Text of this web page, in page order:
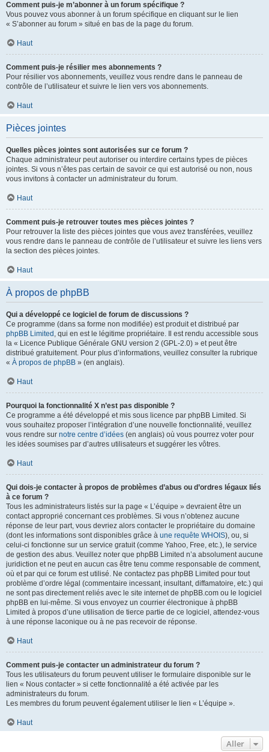
Comment puis-je m’abonner à un forum spécifique ?
Vous pouvez vous abonner à un forum spécifique en cliquant sur le lien
« S’abonner au forum » situé en bas de la page du forum.
Haut
Comment puis-je résilier mes abonnements ?
Pour résilier vos abonnements, veuillez vous rendre dans le panneau de
contrôle de l’utilisateur et suivre le lien vers vos abonnements.
Haut
Pièces jointes
Quelles pièces jointes sont autorisées sur ce forum ?
Chaque administrateur peut autoriser ou interdire certains types de pièces
jointes. Si vous n’êtes pas certain de savoir ce qui est autorisé ou non, nous
vous invitons à contacter un administrateur du forum.
Haut
Comment puis-je retrouver toutes mes pièces jointes ?
Pour retrouver la liste des pièces jointes que vous avez transférées, veuillez
vous rendre dans le panneau de contrôle de l’utilisateur et suivre les liens vers
la section des pièces jointes.
Haut
À propos de phpBB
Qui a développé ce logiciel de forum de discussions ?
Ce programme (dans sa forme non modifiée) est produit et distribué par
phpBB Limited , qui en est le légitime propriétaire. Il est rendu accessible sous
la « Licence Publique Générale GNU version 2 (GPL-2.0) » et peut être
distribué gratuitement. Pour plus d’informations, veuillez consulter la rubrique
« À propos de phpBB » (en anglais).
Haut
Pourquoi la fonctionnalité X n’est pas disponible ?
Ce programme a été développé et mis sous licence par phpBB Limited. Si
vous souhaitez proposer l’intégration d’une nouvelle fonctionnalité, veuillez
vous rendre sur notre centre d’idées (en anglais) où vous pourrez voter pour
les idées soumises par d’autres utilisateurs et suggérer les vôtres.
Haut
Qui dois-je contacter à propos de problèmes d’abus ou d’ordres légaux liés
à ce forum ?
Tous les administrateurs listés sur la page « L’équipe » devraient être un
contact approprié concernant ces problèmes. Si vous n’obtenez aucune
réponse de leur part, vous devriez alors contacter le propriétaire du domaine
(dont les informations sont disponibles grâce à une requête WHOIS), ou, si
celui-ci fonctionne sur un service gratuit (comme Yahoo, Free, etc.), le service
de gestion des abus. Veuillez noter que phpBB Limited n’a absolument aucune
juridiction et ne peut en aucun cas être tenu comme responsable de comment,
où et par qui ce forum est utilisé. Ne contactez pas phpBB Limited pour tout
problème d’ordre légal (commentaire incessant, insultant, diffamatoire, etc.) qui
ne sont pas directement reliés avec le site internet de phpBB.com ou le logiciel
phpBB en lui-même. Si vous envoyez un courrier électronique à phpBB
Limited à propos d’une utilisation de tierce partie de ce logiciel, attendez-vous
à une réponse laconique ou à ne pas recevoir de réponse.
Haut
Comment puis-je contacter un administrateur du forum ?
Tous les utilisateurs du forum peuvent utiliser le formulaire disponible sur le
lien « Nous contacter » si cette fonctionnalité a été activée par les
administrateurs du forum.
Les membres du forum peuvent également utiliser le lien « L’équipe ».
Haut
Aller